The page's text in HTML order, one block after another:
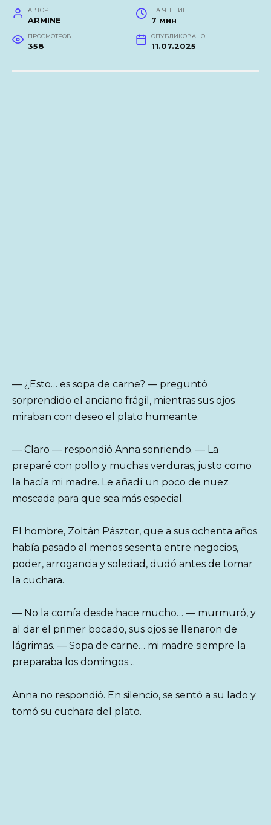
АВТОР
ARMINE
НА ЧТЕНИЕ
7 мин
ПРОСМОТРОВ
358
ОПУБЛИКОВАНО
11.07.2025
— ¿Esto… es sopa de carne? — preguntó
sorprendido el anciano frágil, mientras sus ojos
miraban con deseo el plato humeante.
— Claro — respondió Anna sonriendo. — La
preparé con pollo y muchas verduras, justo como
la hacía mi madre. Le añadí un poco de nuez
moscada para que sea más especial.
El hombre, Zoltán Pásztor, que a sus ochenta años
había pasado al menos sesenta entre negocios,
poder, arrogancia y soledad, dudó antes de tomar
la cuchara.
— No la comía desde hace mucho… — murmuró, y
al dar el primer bocado, sus ojos se llenaron de
lágrimas. — Sopa de carne… mi madre siempre la
preparaba los domingos…
Anna no respondió. En silencio, se sentó a su lado y
tomó su cuchara del plato.